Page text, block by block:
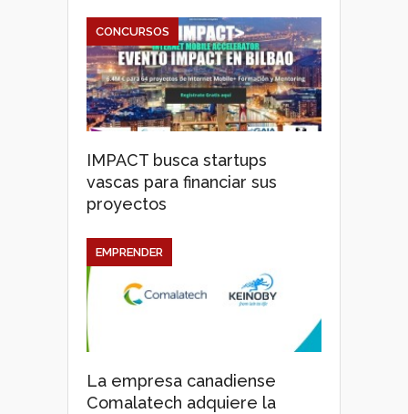
IMPACT busca startups
vascas para financiar sus
proyectos
CONCURSOS
La empresa canadiense
Comalatech adquiere la
EMPRENDER